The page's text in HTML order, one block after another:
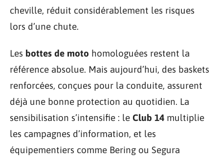
cheville, réduit considérablement les risques
lors d’une chute.
Les bottes de moto homologuées restent la
référence absolue. Mais aujourd’hui, des baskets
renforcées, conçues pour la conduite, assurent
déjà une bonne protection au quotidien. La
sensibilisation s’intensifie : le Club 14 multiplie
les campagnes d’information, et les
équipementiers comme Bering ou Segura